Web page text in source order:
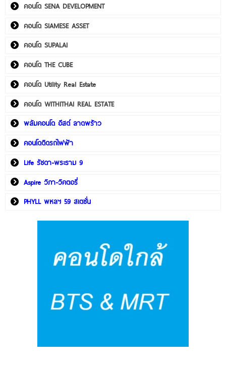
คอนโด SENA DEVELOPMENT
คอนโด SIAMESE ASSET
คอนโด SUPALAI
คอนโด THE CUBE
คอนโด Utility Real Estate
คอนโด WITHITHAI REAL ESTATE
พลัมคอนโด อีสต์ ลาดพร้าว
คอนโดติดรถไฟฟ้า
Life รัชดา-พระราม 9
Aspire วิภา-วิคตอรี่
PHYLL พหลฯ 59 สเตชั่น